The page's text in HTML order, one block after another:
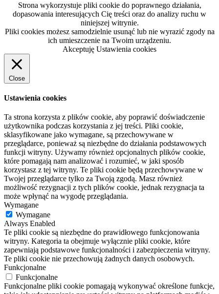
Strona wykorzystuje pliki cookie do poprawnego działania,
dopasowania interesujących Cię treści oraz do analizy ruchu w
niniejszej witrynie.
Pliki cookies możesz samodzielnie usunąć lub nie wyrazić zgody na
ich umieszczenie na Twoim urządzeniu.
Akceptuję Ustawienia cookies
Close
Ustawienia cookies
Ta strona korzysta z plików cookie, aby poprawić doświadczenie
użytkownika podczas korzystania z jej treści. Pliki cookie,
sklasyfikowane jako wymagane, są przechowywane w
przeglądarce, ponieważ są niezbędne do działania podstawowych
funkcji witryny. Używamy również opcjonalnych plików cookie,
które pomagają nam analizować i rozumieć, w jaki sposób
korzystasz z tej witryny. Te pliki cookie będą przechowywane w
Twojej przeglądarce tylko za Twoją zgodą. Masz również
możliwość rezygnacji z tych plików cookie, jednak rezygnacja ta
może wpłynąć na wygodę przeglądania.
Wymagane
Wymagane
Always Enabled
Te pliki cookie są niezbędne do prawidłowego funkcjonowania
witryny. Kategoria ta obejmuje wyłącznie pliki cookie, które
zapewniają podstawowe funkcjonalności i zabezpieczenia witryny.
Te pliki cookie nie przechowują żadnych danych osobowych.
Funkcjonalne
Funkcjonalne
Funkcjonalne pliki cookie pomagają wykonywać określone funkcje,